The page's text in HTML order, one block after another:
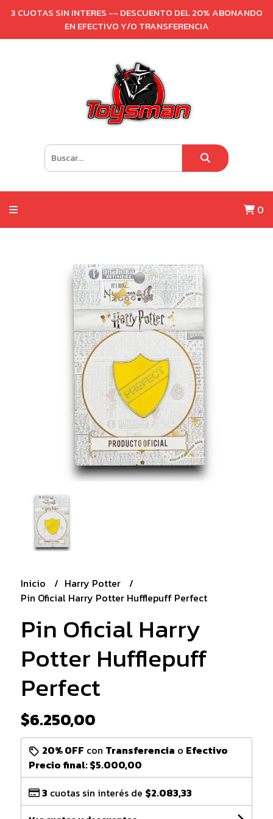
3 CUOTAS SIN INTERES -- DESCUENTO DEL 20% ABONANDO
EN EFECTIVO Y/O TRANSFERENCIA
0
Inicio
Harry Potter
Pin Oficial Harry Potter Hufflepuff Perfect
Pin Oficial Harry
Potter Hufflepuff
Perfect
$6.250,00
20% OFF con Transferencia o Efectivo
Precio final:$5.000,00
3 cuotas sin interés de $2.083,33